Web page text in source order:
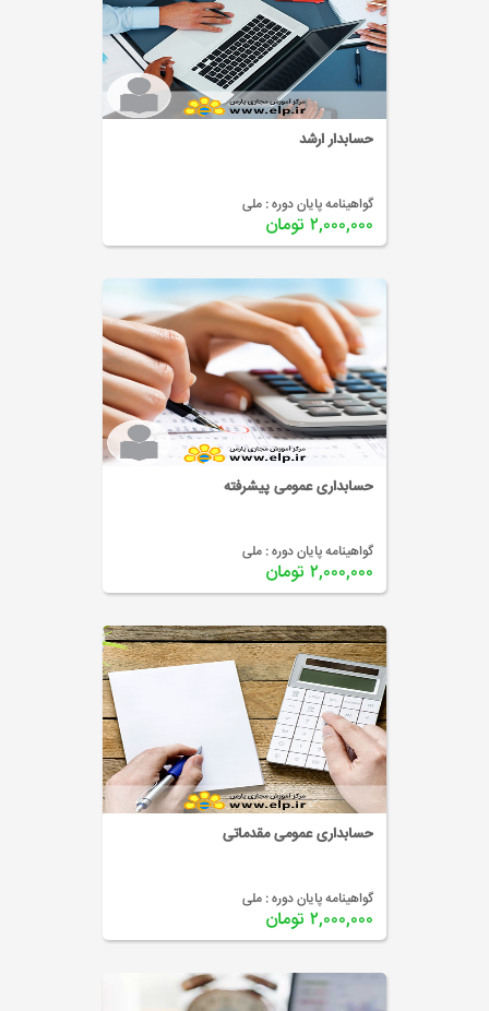
حسابدار ارشد
گواهینامه پایان دوره : ملی
۲,۰۰۰,۰۰۰ تومان
حسابداری عمومی پیشرفته
گواهینامه پایان دوره : ملی
۲,۰۰۰,۰۰۰ تومان
حسابداری عمومی مقدماتی
گواهینامه پایان دوره : ملی
۲,۰۰۰,۰۰۰ تومان